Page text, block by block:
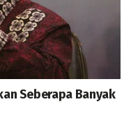
Seberapa Banyak